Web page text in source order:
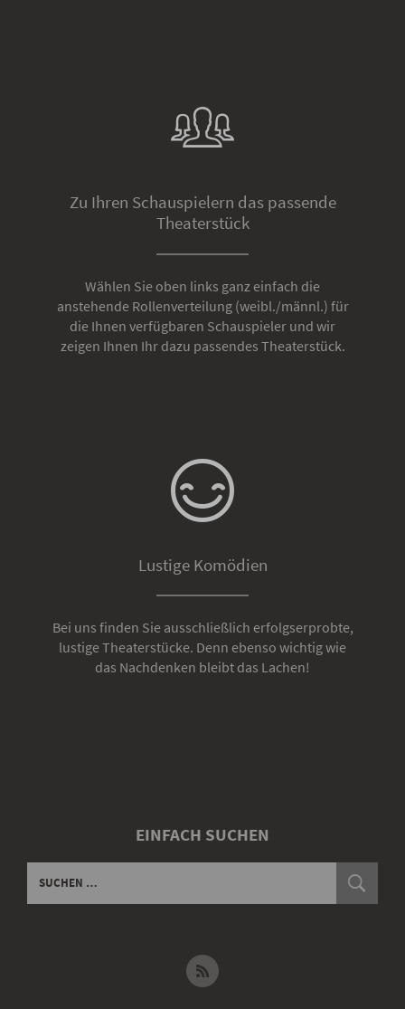
Zu Ihren Schauspielern das passende
Theaterstück
Wählen Sie oben links ganz einfach die
anstehende Rollenverteilung (weibl./männl.) für
die Ihnen verfügbaren Schauspieler und wir
zeigen Ihnen Ihr dazu passendes Theaterstück.
Lustige Komödien
Bei uns finden Sie ausschließlich erfolgserprobte,
lustige Theaterstücke. Denn ebenso wichtig wie
das Nachdenken bleibt das Lachen!
EINFACH SUCHEN